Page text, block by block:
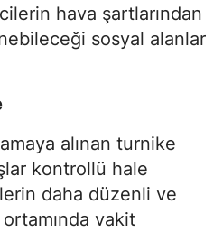
hava şartlarından
sosyal alanlar
alınan turnike
kontrollü hale
daha düzenli ve
vakit